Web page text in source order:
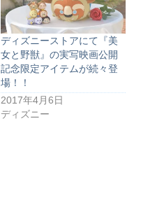
ディズニーストアにて『美
女と野獣』の実写映画公開
記念限定アイテムが続々登
場！！
2017年4月6日
ディズニー